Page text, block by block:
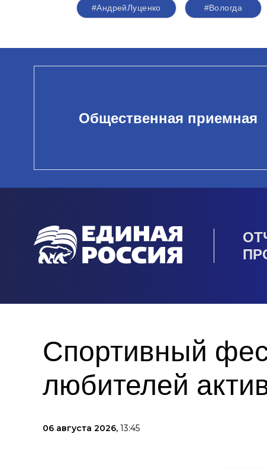
#АндрейЛуценко #Вологда
Общественная приемная
Спортивный
любителей
06 августа 2026, 13:45